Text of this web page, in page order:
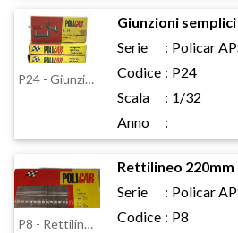
P24 - Giunzioni semplici
Giunzioni semplici
Serie
: Policar
Codice : P24
Scala
: 1/32
Anno
:
P8 - Rettilineo 220mm
Rettilineo 220mm
Serie
: Policar
Codice : P8